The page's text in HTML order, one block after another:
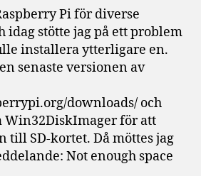
SD-
kort
blir
56
MB
kort
Pi för diverse
stötte jag på ett problem
installera ytterligare en.
senaste versionen av
downloads/ och
Win32DiskImager för att
till SD-kortet. Då möttes jag
Not enough space